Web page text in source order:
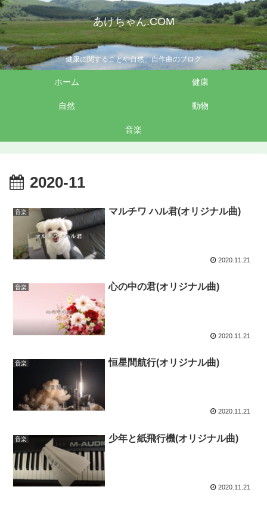
あけちゃん.COM
健康に関することや自然、自作曲のブログ
ホーム 健康
自然 動物
音楽
2020-11
音楽 マルチワ ハル君(オリジナル曲)
2020.11.21
音楽 心の中の君(オリジナル曲)
2020.11.21
音楽 恒星間航行(オリジナル曲)
2020.11.21
音楽 少年と紙飛行機(オリジナル曲)
2020.11.21